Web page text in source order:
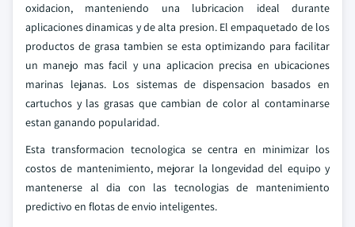
oxidacion, manteniendo una lubricacion ideal durante
aplicaciones dinamicas y de alta presion. El empaquetado de los
productos de grasa tambien se esta optimizando para facilitar
un manejo mas facil y una aplicacion precisa en ubicaciones
marinas lejanas. Los sistemas de dispensacion basados en
cartuchos y las grasas que cambian de color al contaminarse
estan ganando popularidad.
Esta transformacion tecnologica se centra en minimizar los
costos de mantenimiento, mejorar la longevidad del equipo y
mantenerse al dia con las tecnologias de mantenimiento
predictivo en flotas de envio inteligentes.